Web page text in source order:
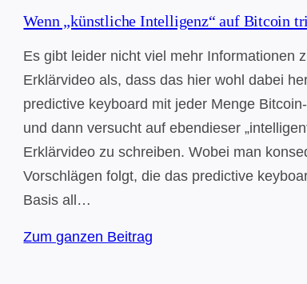
Wenn „künstliche Intelligenz“ auf Bitcoin
Es gibt leider nicht viel mehr Informationen
Erklärvideo als, dass das hier wohl dabei
predictive keyboard mit jeder Menge
und dann versucht auf ebendieser
Erklärvideo zu schreiben. Wobei man
Vorschlägen folgt, die das predictive
Basis all…
Zum ganzen Beitrag